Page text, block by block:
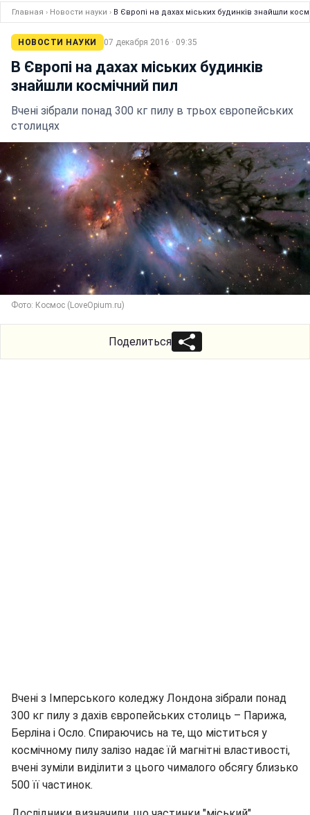
Главная › Новости науки › В Європі на дахах міських будинків знайшли
НОВОСТИ НАУКИ 07 декабря 2016 · 09:35
В Європі на дахах міських будинків
знайшли космічний пил
Вчені зібрали понад 300 кг пилу в трьох європейських
столицях
Фото: Космос (LoveOpium.ru)
Поделиться
Вчені з Імперського коледжу Лондона зібрали понад
300 кг пилу з дахів європейських столиць – Парижа,
Берліна і Осло. Спираючись на те, що міститься у
космічному пилу залізо надає їй магнітні властивості,
вчені зуміли виділити з цього чималого обсягу близько
500 її частинок.